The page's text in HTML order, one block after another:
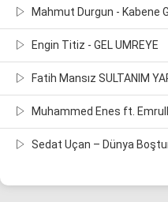
Mahmut Durgun - Kabene
Engin Titiz - GEL UMREYE
Fatih Mansız SULTANIM
Muhammed Enes ft.
Sedat Uçan – Dünya